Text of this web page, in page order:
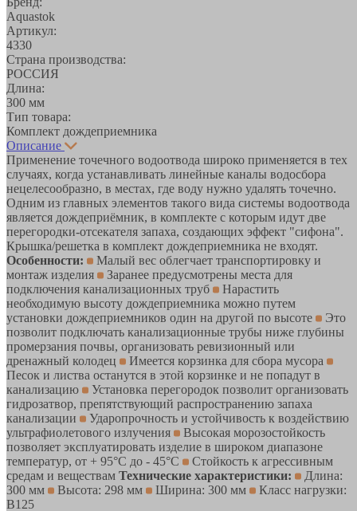
Aquastok
Артикул:
4330
Страна производства:
РОССИЯ
Длина:
300 мм
Тип товара:
Комплект дождеприемника
Описание
Применение точечного водоотвода широко применяется в тех
случаях, когда устанавливать линейные каналы водосбора
нецелесообразно, в местах, где воду нужно удалять точечно.
Одним из главных элементов такого вида системы водоотвода
является дождеприёмник, в комплекте с которым идут две
перегородки-отсекателя запаха, создающих эффект "сифона".
Крышка/решетка в комплект дождеприемника не входят.
Особенности:
Малый вес облегчает транспортировку и
монтаж изделия
Заранее предусмотрены места для
подключения канализационных труб
Нарастить
необходимую высоту дождеприемника можно путем
установки дождеприемников один на другой по высоте
Это
позволит подключать канализационные трубы ниже глубины
промерзания почвы, организовать ревизионный или
дренажный колодец
Имеется корзинка для сбора мусора
Песок и листва останутся в этой корзинке и не попадут в
канализацию
Установка перегородок позволит организовать
гидрозатвор, препятствующий распространению запаха
канализации
Ударопрочность и устойчивость к воздействию
ультрафиолетового излучения
Высокая морозостойкость
позволяет эксплуатировать изделие в широком диапазоне
температур, от + 95°C до - 45°C
Стойкость к агрессивным
средам и веществам Технические характеристики:
Длина:
300 мм
Высота: 298 мм Ширина: 300 мм
Класс нагрузки:
B125